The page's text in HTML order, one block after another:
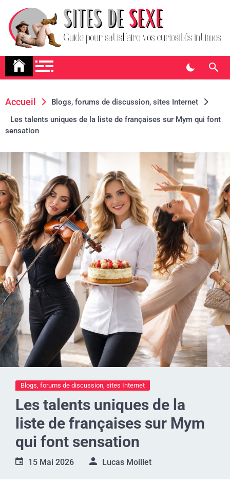
content
Sites De Sexe
Guide pour satisfaire vos curiosités intimes
Accueil
Blogs, forums de discussion, sites Internet
Les talents uniques de la liste de françaises sur Mym qui font
sensation
Blogs, forums de discussion, sites Internet
Les talents uniques de la
liste de françaises sur Mym
qui font sensation
15 Mai 2026 Lucas Moillet